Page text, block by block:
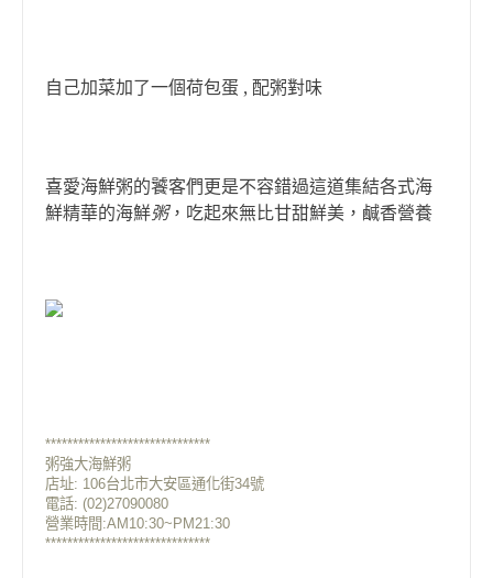
自己加菜加了一個荷包蛋 , 配粥對味
喜愛海鮮粥的饕客們更是不容錯過這道集結各式海
鮮精華的海鮮粥，吃起來無比甘甜鮮美，鹹香營養
******************************
粥強大海鮮粥
店址: 106台北市大安區通化街34號
電話: (02)27090080
營業時間:AM10:30~PM21:30
******************************